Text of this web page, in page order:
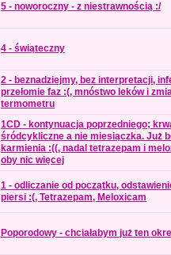
5 - noworoczny - z niestrawnością :/
4 - świąteczny
2 - beznadziejmy, bez interpretacji,
przełomie faz :(, mnóstwo leków i
termometru
1CD - kontynuacja poprzedniego;
śródcykliczne a nie miesiączka. Już
karmienia :((, nadal tetrazepam i
oby nic więcej
1 - odliczanie od początku,
piersi :(, Tetrazepam, Meloxicam
Poporodowy - chciałabym już ten